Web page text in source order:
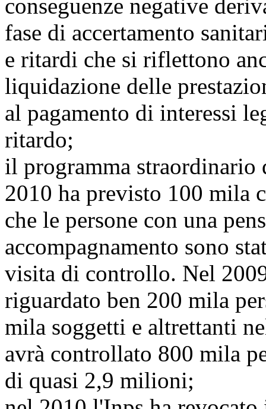
conseguenze negative
fase di accertamento
e ritardi che si riflettono
liquidazione delle
al pagamento di interessi
ritardo;
il programma
2010 ha previsto 100 mila
che le persone con una
accompagnamento sono
visita di controllo. Nel
riguardato ben 200 mila
mila soggetti e altrettanti
avrà controllato 800 mila
di quasi 2,9 milioni;